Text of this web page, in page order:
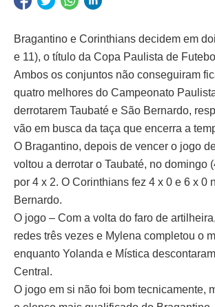
Bragantino e Corinthians decidem em
e 11), o título da Copa Paulista de
Ambos os conjuntos não conseguiram
quatro melhores do Campeonato
derrotarem Taubaté e São Bernardo,
vão em busca da taça que encerra a
O Bragantino, depois de vencer o jogo
voltou a derrotar o Taubaté, no domingo
por 4 x 2. O Corinthians fez 4 x 0 e 6 x 0
Bernardo.
O jogo – Com a volta do faro de
redes três vezes e Mylena completou o
enquanto Yolanda e Mística
Central.
O jogo em si não foi bom tecnicamente,